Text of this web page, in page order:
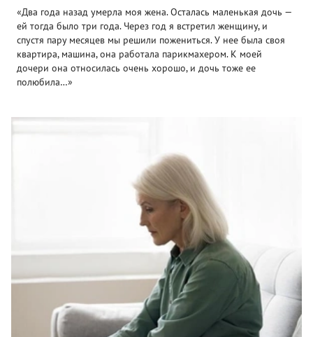
«Два года назад умерла моя жена. Осталась маленькая дочь —
ей тогда было три года. Через год я встретил женщину, и
спустя пару месяцев мы решили пожениться. У нее была своя
квартира, машина, она работала парикмахером. К моей
дочери она относилась очень хорошо, и дочь тоже ее
полюбила…»